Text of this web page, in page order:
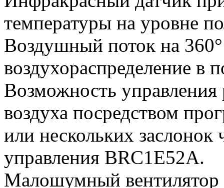
температуры на уровне
Воздушный поток на
воздухораспределение в
Возможность управления
воздуха посредством
или нескольких заслонок
управления BRC1E52A.
Малошумный